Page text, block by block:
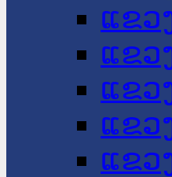
ແຂວ
ແຂວ
ແຂວ
ແຂວ
ແຂວ